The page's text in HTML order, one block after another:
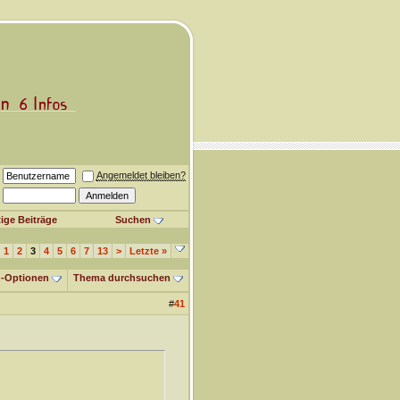
Angemeldet bleiben?
Beiträge Suchen
1 2 3 4 5 6 7 13 > Letzte »
Optionen Thema durchsuchen
#41